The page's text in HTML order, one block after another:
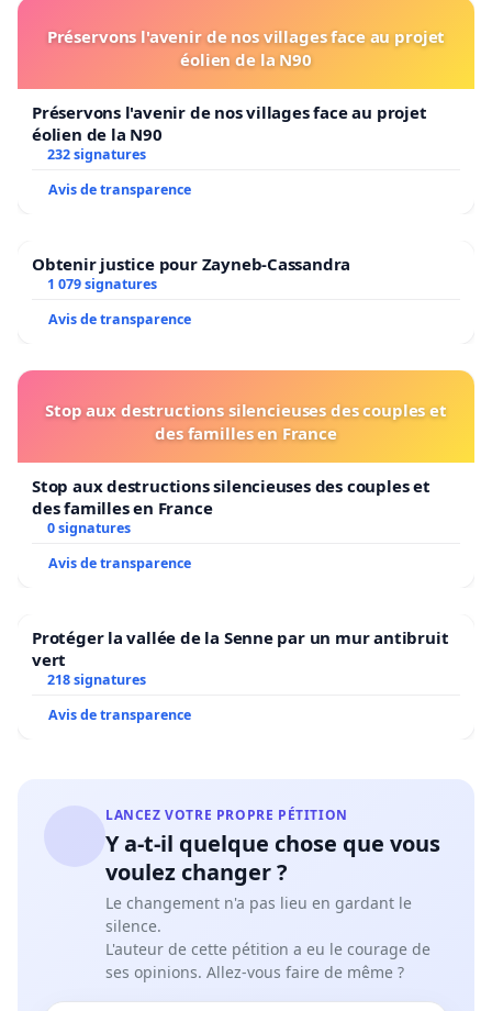
Préservons l'avenir de nos villages face au projet
éolien de la N90
Préservons l'avenir de nos villages face au projet
éolien de la N90
232 signatures
Avis de transparence
Obtenir justice pour Zayneb-Cassandra
1 079 signatures
Avis de transparence
Stop aux destructions silencieuses des couples et
des familles en France
Stop aux destructions silencieuses des couples et
des familles en France
0 signatures
Avis de transparence
Protéger la vallée de la Senne par un mur antibruit
vert
218 signatures
Avis de transparence
LANCEZ VOTRE PROPRE PÉTITION
Y a-t-il quelque chose que vous
voulez changer ?
Le changement n'a pas lieu en gardant le
silence.
L'auteur de cette pétition a eu le courage de
ses opinions. Allez-vous faire de même ?